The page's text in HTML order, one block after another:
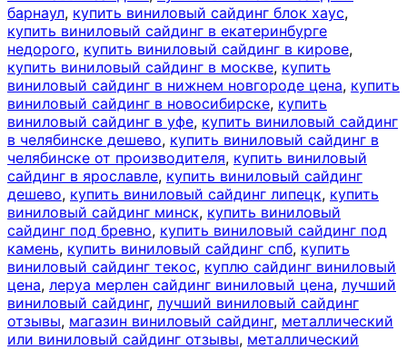
барнаул, купить виниловый сайдинг блок хаус,
купить виниловый сайдинг в екатеринбурге
недорого, купить виниловый сайдинг в кирове,
купить виниловый сайдинг в москве, купить
виниловый сайдинг в нижнем новгороде цена, купить
виниловый сайдинг в новосибирске, купить
виниловый сайдинг в уфе, купить виниловый сайдинг
в челябинске дешево, купить виниловый сайдинг в
челябинске от производителя, купить виниловый
сайдинг в ярославле, купить виниловый сайдинг
дешево, купить виниловый сайдинг липецк, купить
виниловый сайдинг минск, купить виниловый
сайдинг под бревно, купить виниловый сайдинг под
камень, купить виниловый сайдинг спб, купить
виниловый сайдинг текос, куплю сайдинг виниловый
цена, леруа мерлен сайдинг виниловый цена, лучший
виниловый сайдинг, лучший виниловый сайдинг
отзывы, магазин виниловый сайдинг, металлический
или виниловый сайдинг отзывы, металлический